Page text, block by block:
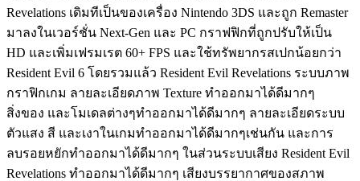
Revelations เดิมทีเป็นของเครื่อง Nintendo 3DS และถูก Remaster
มาลงในเวอร์ชั่น Next-Gen และ PC กราฟฟิกที่ถูกปรับให้เป็น
HD และเพิ่มเฟรมเรต 60+ FPS และใช้ทรัพยากรสเปกน้อยกว่า
Resident Evil 6 โดยรวมแล้ว Resident Evil Revelations ระบบภาพ
กราฟิกเกม ลายละเอียดภาพ Texture ทำออกมาได้ดีมากๆ
สิ่งของ และโมเดลต่างๆทำออกมาได้ดีมากๆ ลายละเอียดระบบ
ตัวแสง สี และเงาในเกมทำออกมาได้ดีมากๆเช่นกัน และการ
ลบรอยหยักทำออกมาได้ดีมากๆ ในส่วนระบบเสียง Resident Evil
Revelations ทำออกมาได้ดีมากๆ เสียงบรรยากาศของสภาพ